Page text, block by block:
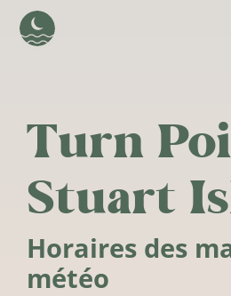
Turn
Stuart
Horaires des
météo